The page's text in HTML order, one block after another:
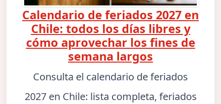
Calendario de feriados 2027 en
Chile: todos los días libres y
cómo aprovechar los fines de
semana largos
Consulta el calendario de feriados
2027 en Chile: lista completa, feriados